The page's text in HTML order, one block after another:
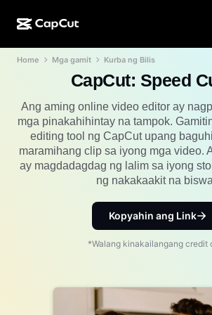
CapCut Desktop
CapCut Online
CapCut Pad
CapCut Mobile
AI na paggawa
Video Studio
AI video generator
Generator ng AI na larawan
AI na pampaganda ng larawan
Dreamina Seedance 2.5
Mga Feature
Video editor at generator
Image editor at generator
Voice generator at editor
Mga template para sa social media
Mga pang-holiday na template
Higit pa
Mga template para sa anibersaryo
Mga template ng mga effect
Tungkol sa Amin
Mga Inisyatiba
Pioneer Program
Home Mga gamit Kurba ng Bilis
CapCut: Speed
Ang aming online video editor ay
mga pinakahihintay na tampok.
editing tool ng CapCut upang
maramihang clip sa iyong mga video.
ay magdadagdag ng lalim sa iyong
ng nakakaakit na
Kopyahin ang Link
*Walang kinakailangang credit